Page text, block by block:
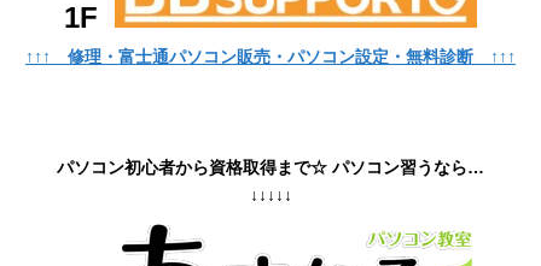
1F
↑↑↑ 修理・富士通パソコン販売・パソコン設定・無料診断 ↑↑↑
パソコン初心者から資格取得まで☆ パソコン習うなら…
↓↓↓↓↓